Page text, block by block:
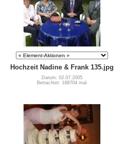
Hochzeit Nadine & Frank 135.jpg
Datum: 02.07.2005
Betrachtet: 168704 mal